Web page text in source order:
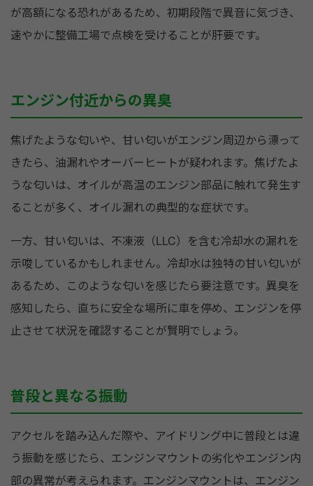
が高額になる恐れがあるため、初期段階で異音に気づき、
速やかに整備工場で点検を受けることが肝要です。
エンジン付近からの異臭
焦げたような匂いや、甘い匂いがエンジン周辺から漂って
きたら、油漏れやオーバーヒートが疑われます。焦げたよ
うな匂いは、オイルが高温のエンジン部品に触れて発生す
ることが多く、オイル漏れの典型的な症状です。
一方、甘い匂いは、不凍液（LLC）を含む冷却水の漏れを
示唆しているかもしれません。冷却水は独特の甘い匂いが
あるため、このような匂いを感じたら要注意です。異臭を
感知したら、直ちに安全な場所に車を停め、エンジンを停
止させて状況を確認することが賢明でしょう。
普段と異なる振動
アクセルを踏み込んだ際や、アイドリング中に普段とは違
う振動を感じたら、エンジンマウントの劣化やエンジン内
部の異常が考えられます。エンジンマウントは、エンジン